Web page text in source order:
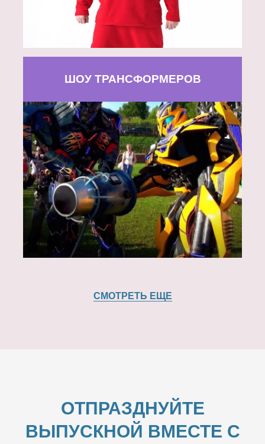
ШОУ ТРАНСФОРМЕРОВ
СМОТРЕТЬ ЕЩЕ
ОТПРАЗДНУЙТЕ
ВЫПУСКНОЙ ВМЕСТЕ С